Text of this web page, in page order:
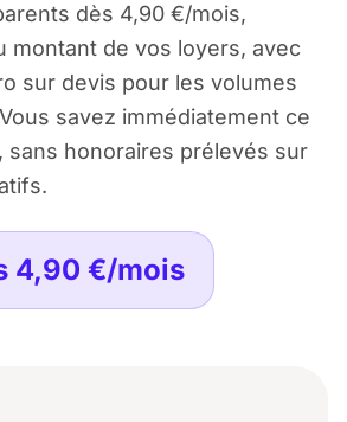
dès 4,90 €/mois,
montant de vos loyers, avec
sur devis pour les volumes
savez immédiatement ce
sans honoraires prélevés sur
4,90 €/mois